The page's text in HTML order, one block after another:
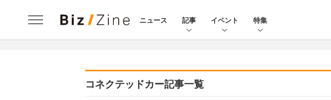
ニュース 記事 イベント 特集
コネクテッドカー記事一覧